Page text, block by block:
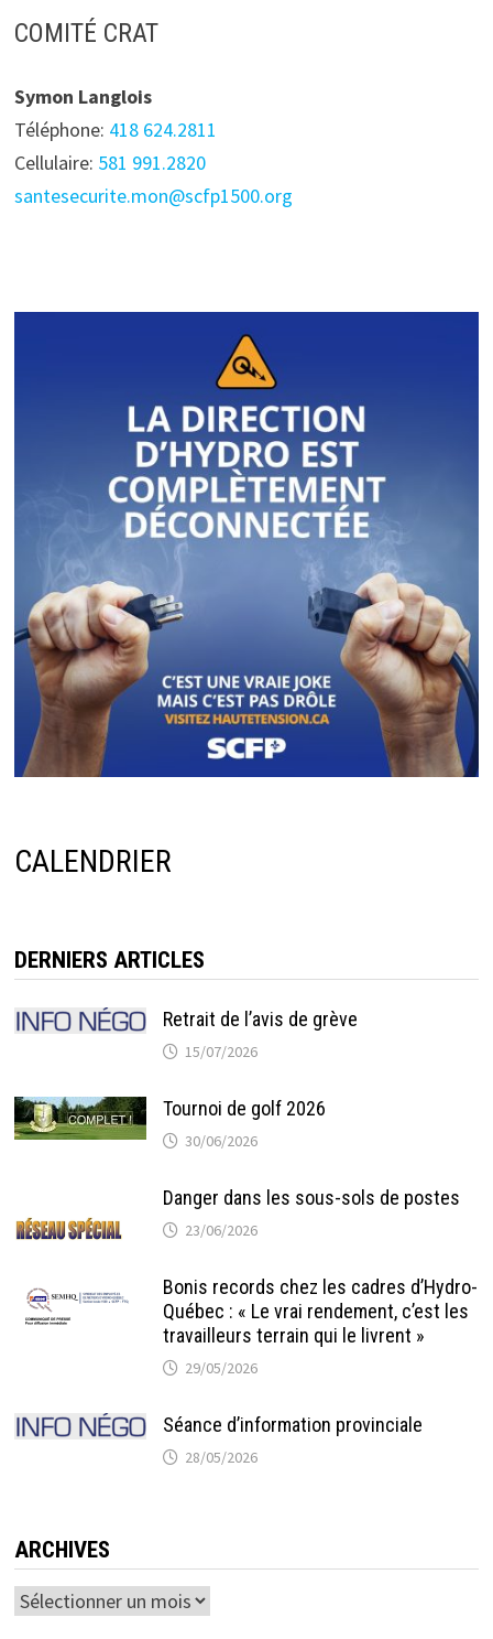
COMITÉ CRAT
Symon Langlois
Téléphone: 418 624.2811
Cellulaire: 581 991.2820
santesecurite.mon@scfp1500.org
CALENDRIER
DERNIERS ARTICLES
Retrait de l’avis de grève
15/07/2026
Tournoi de golf 2026
30/06/2026
Danger dans les sous-sols de postes
23/06/2026
Bonis records chez les cadres d’Hydro-
Québec : « Le vrai rendement, c’est les
travailleurs terrain qui le livrent »
29/05/2026
Séance d’information provinciale
28/05/2026
ARCHIVES
Archives